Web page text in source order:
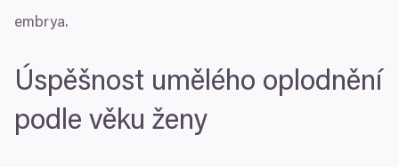
embrya.
Úspěšnost umělého oplodnění
podle věku ženy